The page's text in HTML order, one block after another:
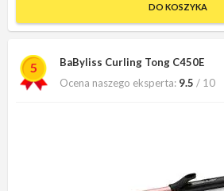
DO KOSZYKA
5
BaByliss Curling Tong C450E
Ocena naszego eksperta: 9.5 / 10